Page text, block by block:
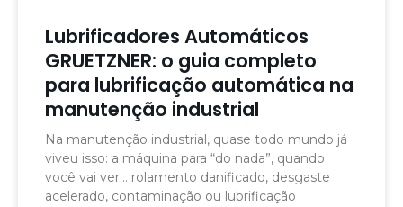
Lubrificadores Automáticos
GRUETZNER: o guia completo
para lubrificação automática na
manutenção industrial
Na manutenção industrial, quase todo mundo já
viveu isso: a máquina para “do nada”, quando
você vai ver… rolamento danificado, desgaste
acelerado, contaminação ou lubrificação